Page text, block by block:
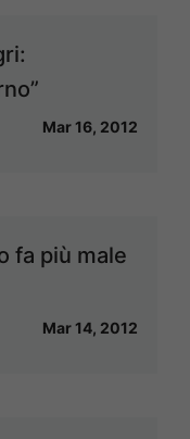
Mar 16, 2012
fa più male
Mar 14, 2012